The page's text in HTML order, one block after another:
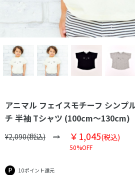
アニマル フェイスモチーフ シンプ
チ 半袖 Tシャツ (100cm～130cm)
¥2,090(税込) ￥1,045(税込)
50%OFF
10ポイント還元